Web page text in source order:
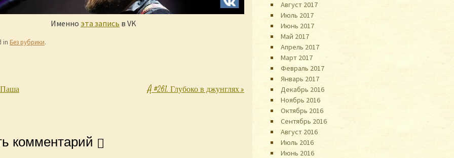
Именно эта запись в VK
in Без рубрики.
Å #261. Глубоко в джунглях»
комментарий
Август 2017
Июль 2017
Июнь 2017
Май 2017
Апрель 2017
Март 2017
Февраль 2017
Январь 2017
Декабрь 2016
Ноябрь 2016
Октябрь 2016
Сентябрь 2016
Август 2016
Июль 2016
Июнь 2016